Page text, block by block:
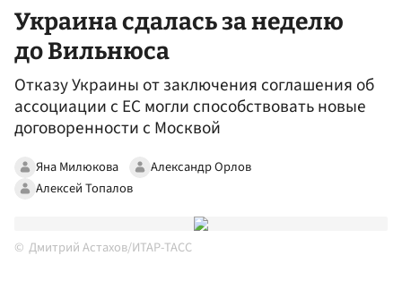
Украина сдалась за неделю
до Вильнюса
Отказу Украины от заключения соглашения об
ассоциации с ЕС могли способствовать новые
договоренности с Москвой
Яна Милюкова
Александр Орлов
Алексей Топалов
Дмитрий Астахов/ИТАР-ТАСС